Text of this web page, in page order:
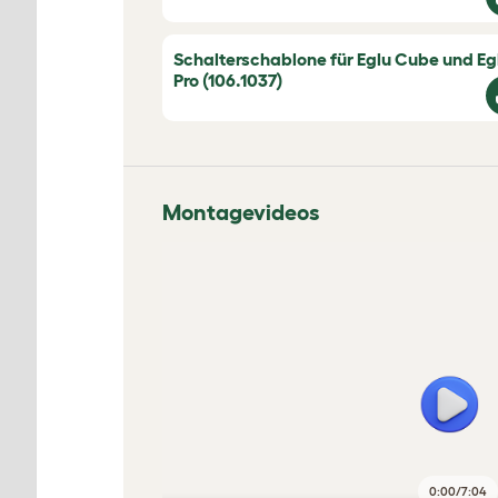
Schalterschablone für Eglu Cube und
Pro (106.1037)
Montagevideos
0:00/7:04